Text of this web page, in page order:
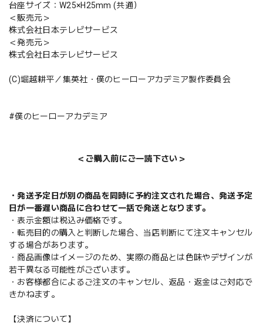
台座サイズ：W25×H25mm (共通）
＜販売元＞
株式会社日本テレビサービス
＜発売元＞
株式会社日本テレビサービス
(C)堀越耕平／集英社・僕のヒーローアカデミア製作委員会
#僕のヒーローアカデミア
＜ご購入前にご一読下さい＞
・発送予定日が別の商品を同時に予約注文された場合、発送予定
日が一番遅い商品に合わせて一括で発送となります。
・表示金額は税込み価格です。
・転売目的の購入と判断した場合、当店判断にて注文キャンセル
する場合があります。
・商品画像はイメージのため、実際の商品とは色味やデザインが
若干異なる可能性がございます。
・お客様都合によるご注文のキャンセル、返品・返金はご対応で
きかねます。
【決済について】